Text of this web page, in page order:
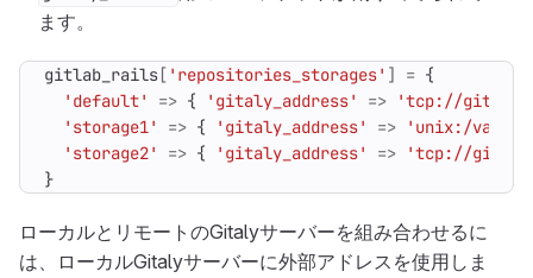
ます。
gitlab_rails[ 'repositories_storages' ] = {
'default'
=> { 'gitaly_address' =>
'tcp://
'storage1'
=> { 'gitaly_address' =>
'unix:/var/
'storage2'
=> { 'gitaly_address' =>
'tcp://
}
ローカルとリモートのGitalyサーバーを組み合わせるに
は、ローカルGitalyサーバーに外部アドレスを使用しま